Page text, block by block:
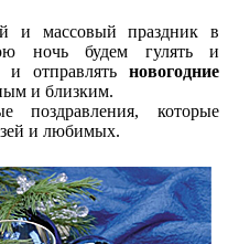
массовый праздник в
ночь будем гулять и
и отправлять новогодние
и близким.
поздравления, которые
и любимых.